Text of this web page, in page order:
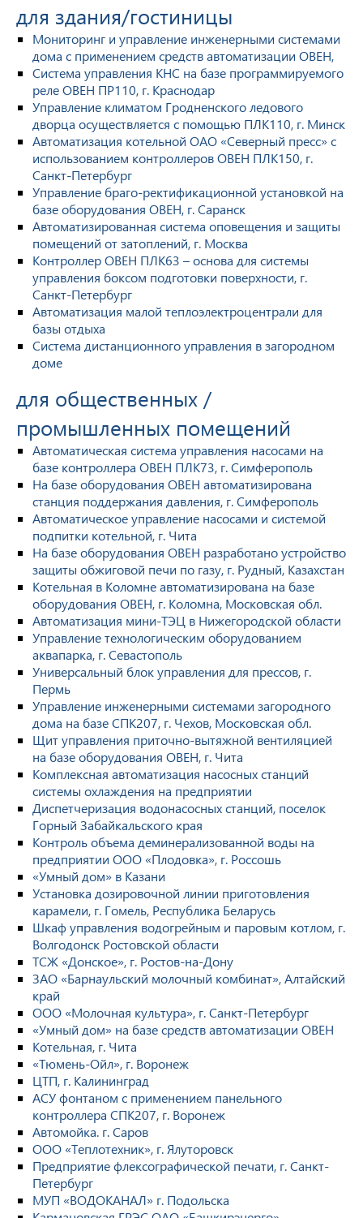
для здания/гостиницы
Мониторинг и управление инженерными системами
дома с применением средств автоматизации ОВЕН,
Система управления КНС на базе программируемого
реле ОВЕН ПР110, г. Краснодар
Управление климатом Гродненского ледового
дворца осуществляется с помощью ПЛК110, г. Минск
Автоматизация котельной ОАО «Северный пресс» с
использованием контроллеров ОВЕН ПЛК150, г.
Санкт-Петербург
Управление браго-ректификационной установкой на
базе оборудования ОВЕН, г. Саранск
Автоматизированная система оповещения и защиты
помещений от затоплений, г. Москва
Контроллер ОВЕН ПЛК63 – основа для системы
управления боксом подготовки поверхности, г.
Санкт-Петербург
Автоматизация малой теплоэлектроцентрали для
базы отдыха
Система дистанционного управления в загородном
доме
для общественных /
промышленных помещений
Автоматическая система управления насосами на
базе контроллера ОВЕН ПЛК73, г. Симферополь
На базе оборудования ОВЕН автоматизирована
станция поддержания давления, г. Симферополь
Автоматическое управление насосами и системой
подпитки котельной, г. Чита
На базе оборудования ОВЕН разработано устройство
защиты обжиговой печи по газу, г. Рудный, Казахстан
Котельная в Коломне автоматизирована на базе
оборудования ОВЕН, г. Коломна, Московская обл.
Автоматизация мини-ТЭЦ в Нижегородской области
Управление технологическим оборудованием
аквапарка, г. Севастополь
Универсальный блок управления для прессов, г.
Пермь
Управление инженерными системами загородного
дома на базе СПК207, г. Чехов, Московская обл.
Щит управления приточно-вытяжной вентиляцией
на базе оборудования ОВЕН, г. Чита
Комплексная автоматизация насосных станций
системы охлаждения на предприятии
Диспетчеризация водонасосных станций, поселок
Горный Забайкальского края
Контроль объема деминерализованной воды на
предприятии ООО «Плодовка», г. Россошь
«Умный дом» в Казани
Установка дозировочной линии приготовления
карамели, г. Гомель, Республика Беларусь
Шкаф управления водогрейным и паровым котлом, г.
Волгодонск Ростовской области
ТСЖ «Донское», г. Ростов-на-Дону
ЗАО «Барнаульский молочный комбинат», Алтайский
край
ООО «Молочная культура», г. Санкт-Петербург
«Умный дом» на базе средств автоматизации ОВЕН
Котельная, г. Чита
«Тюмень-Ойл», г. Воронеж
ЦТП, г. Калининград
АСУ фонтаном с применением панельного
контроллера СПК207, г. Воронеж
Автомойка. г. Саров
ООО «Теплотехник», г. Ялуторовск
Предприятие флексографической печати, г. Санкт-
Петербург
МУП «ВОДОКАНАЛ» г. Подольска